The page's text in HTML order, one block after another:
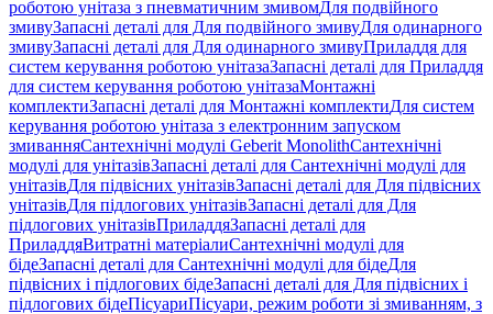
роботою унітаза з пневматичним змивомДля подвійного
змивуЗапасні деталі для Для подвійного змивуДля одинарного
змивуЗапасні деталі для Для одинарного змивуПриладдя для
систем керування роботою унітазаЗапасні деталі для Приладдя
для систем керування роботою унітазаМонтажні
комплектиЗапасні деталі для Монтажні комплектиДля систем
керування роботою унітаза з електронним запуском
змиванняСантехнічні модулі Geberit MonolithСантехнічні
модулі для унітазівЗапасні деталі для Сантехнічні модулі для
унітазівДля підвісних унітазівЗапасні деталі для Для підвісних
унітазівДля підлогових унітазівЗапасні деталі для Для
підлогових унітазівПриладдяЗапасні деталі для
ПриладдяВитратні матеріалиСантехнічні модулі для
бідеЗапасні деталі для Сантехнічні модулі для бідеДля
підвісних і підлогових бідеЗапасні деталі для Для підвісних і
підлогових бідеПісуариПісуари, режим роботи зі змиванням, з